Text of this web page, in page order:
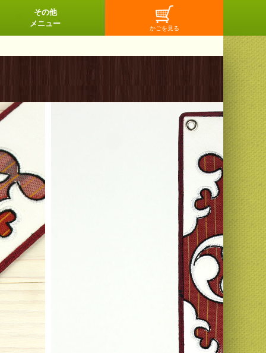
その他
メニュー